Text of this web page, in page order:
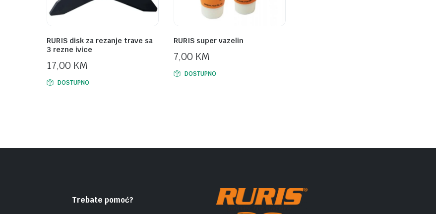
RURIS disk za rezanje trave sa
3 rezne ivice
17,00 KM
DOSTUPNO
RURIS super vazelin
7,00 KM
DOSTUPNO
Trebate pomoć?